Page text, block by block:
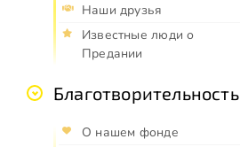
Наши друзья
Известные люди о
Предании
Благотворительность
О нашем фонде